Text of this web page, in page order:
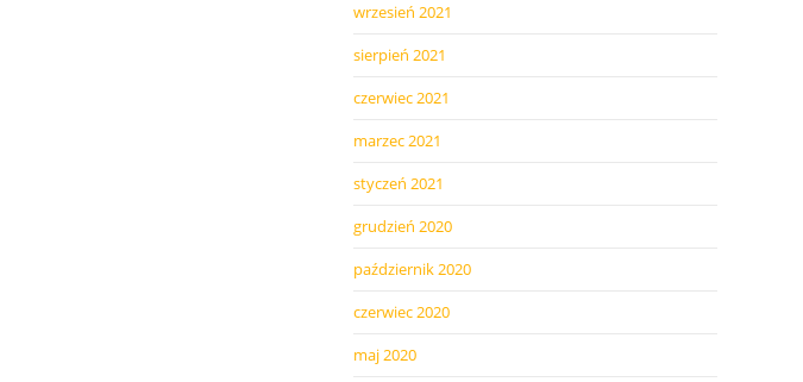
wrzesień 2021
sierpień 2021
czerwiec 2021
marzec 2021
styczeń 2021
grudzień 2020
październik 2020
czerwiec 2020
maj 2020